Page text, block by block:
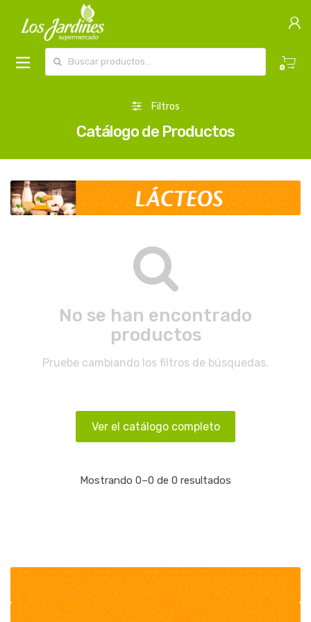
0
Filtros
Catálogo de Productos
No se han encontrado
productos
Pruebe cambiando los filtros de búsquedas.
Ver el catálogo completo
Mostrando 0–0 de 0 resultados